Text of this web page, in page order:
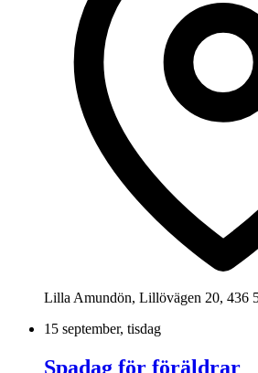
Lilla Amundön, Lillövägen 20, 436
15 september, tisdag
Spadag för föräldrar